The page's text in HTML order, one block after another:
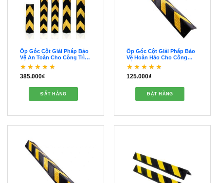
Ốp Góc Cột Giải Pháp Bảo
Vệ An Toàn Cho Công Trình
– OOGC00039
Được xếp hạng
385.000₫
ĐẶT HÀNG
Ốp Góc Cột Giải Pháp Bảo
Vệ Hoàn Hảo Cho Công
Trình Của Bạn –
OOGC00038
Được xếp hạng
125.000₫
ĐẶT HÀNG